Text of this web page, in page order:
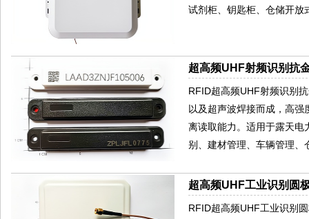
试剂柜、钥匙柜、仓储开放
超高频UHF射频识别抗
RFID超高频UHF射频识别
以及超声波焊接而成，高
离读取能力。适用于露天电
别、建材管理、车辆管理、
超高频UHF工业识别圆
RFID超高频UHF工业识别